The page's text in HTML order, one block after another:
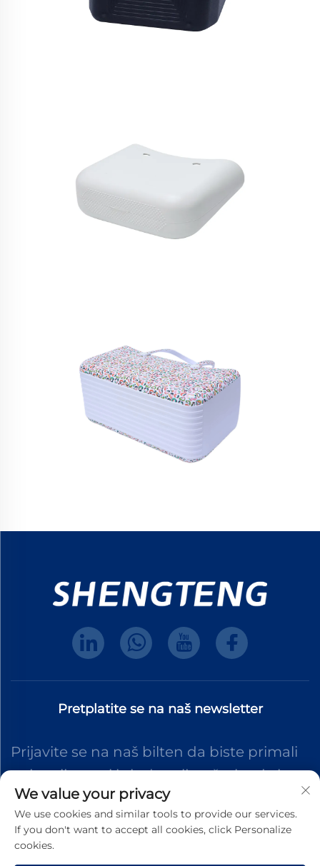
Pretplatite se na naš newsletter
Prijavite se na naš bilten da biste primali
najnovije vesti iz industrije, ažuriranja i
uvide iz našeg tima.
We value your privacy
We use cookies and similar tools to provide our services.
If you don't want to accept all cookies, click Personalize
cookies.